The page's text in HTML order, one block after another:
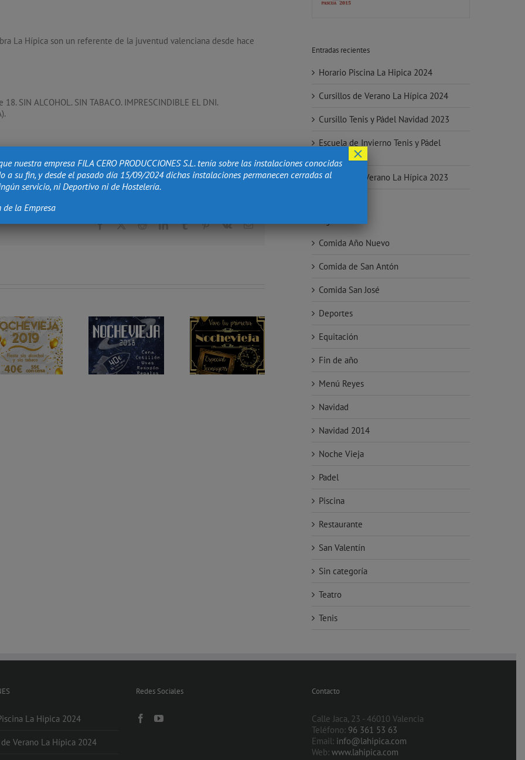
La Hípica son un referente de la juventud valenciana desde hace
SIN ALCOHOL. SIN TABACO. IMPRESCINDIBLE EL DNI.
Facebook
X RedditLinkedInTumblrPinterest
Vk
Correo
NOCHEVIEJA
2018 en La
Hípica
NOCHEVIEJA
2016 en La
Hípica
Entradas recientes
Horario Piscina La Hipica 2024
Cursillos de Verano La Hípica 2024
Cursillo Tenis y Pádel Navidad 2023
Escuela de Invierno Tenis y Pádel
2023-2024
Cursillos de Verano La Hípica 2023
Comida Año Nuevo
Comida de San Antón
Comida San José
Deportes
Equitación
Fin de año
Menú Reyes
Navidad
Navidad 2014
Noche Vieja
Padel
Piscina
Restaurante
San Valentín
Sin categoría
Teatro
Tenis
La Hipica 2024
Verano La Hípica 2024
Redes Sociales Contacto
Calle Jaca, 23 - 46010 Valencia
Teléfono: 96 361 53 63
Email: info@lahipica.com
Web: www.lahipica.com
nuestra empresa FILA CERO PRODUCCIONES S.L. tenía sobre las instalaciones conocidas
a su fin, y desde el pasado día 15/09/2024 dichas instalaciones permanecen cerradas al
servicio, ni Deportivo ni de Hostelería.
la Empresa
×